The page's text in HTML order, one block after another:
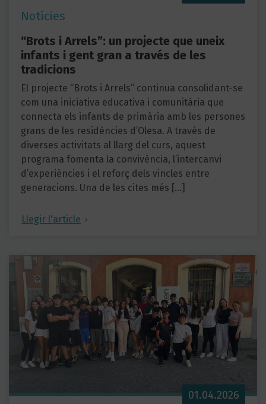
Notícies
“Brots i Arrels”: un projecte que uneix
infants i gent gran a través de les
tradicions
El projecte “Brots i Arrels” continua consolidant-se
com una iniciativa educativa i comunitària que
connecta els infants de primària amb les persones
grans de les residències d’Olesa. A través de
diverses activitats al llarg del curs, aquest
programa fomenta la convivència, l’intercanvi
d’experiències i el reforç dels vincles entre
generacions. Una de les cites més […]
Llegir l'article
01.04.2026